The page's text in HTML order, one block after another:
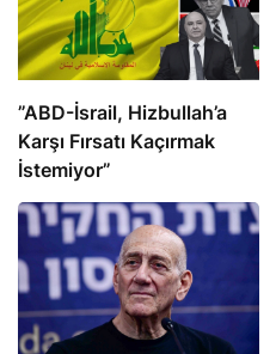
​​​​​​​”ABD-İsrail, Hizbullah’a
Karşı Fırsatı Kaçırmak
İstemiyor”